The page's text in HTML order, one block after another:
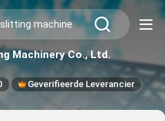
Machinery Co., Ltd.
Geverifieerde Leverancier